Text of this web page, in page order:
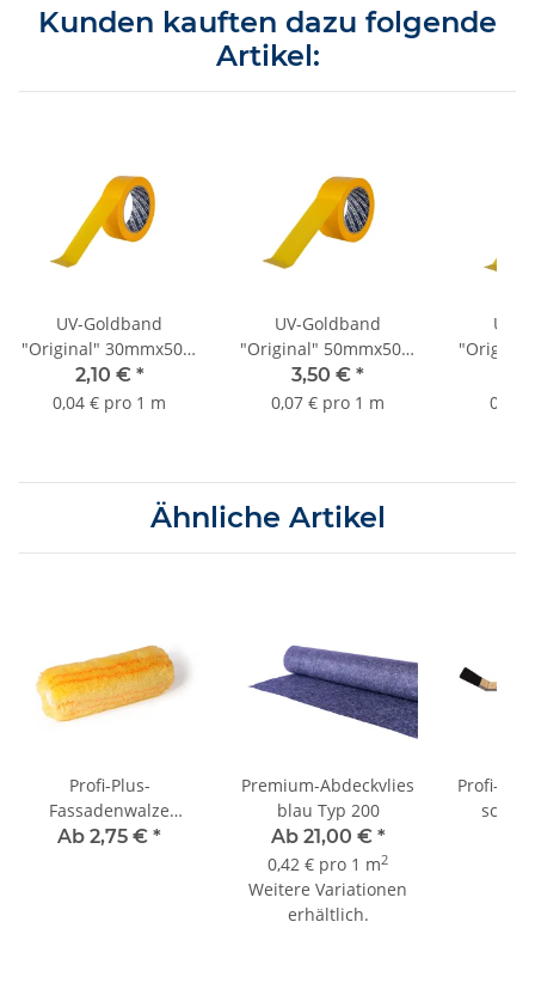
Kunden kauften dazu folgende
Artikel:
UV-Goldband
"Original" 30mmx50m
bis 3 Monate Sorte
K055
2,10 € *
0,04 € pro 1 m
UV-Goldband
"Original" 50mmx50m
bis 3 Monate Sorte
K055
3,50 € *
0,07 € pro 1 m
UV-
0,05
Ähnliche Artikel
Profi-Plus-
Fassadenwalze
"Sandstreif" FH 21mm
Ab 2,75 € *
Premium-Abdeckvlies
blau Typ 200
Ab 21,00 € *
0,42 € pro 1 m2
Weitere Variationen
erhältlich.
Profi-